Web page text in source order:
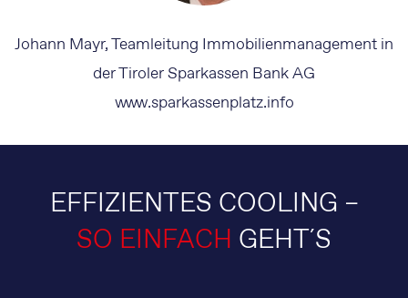
Johann Mayr, Teamleitung Immobilienmanagement in
der Tiroler Sparkassen Bank AG
www.sparkassenplatz.info
EFFIZIENTES COOLING –
SO EINFACH GEHT´S